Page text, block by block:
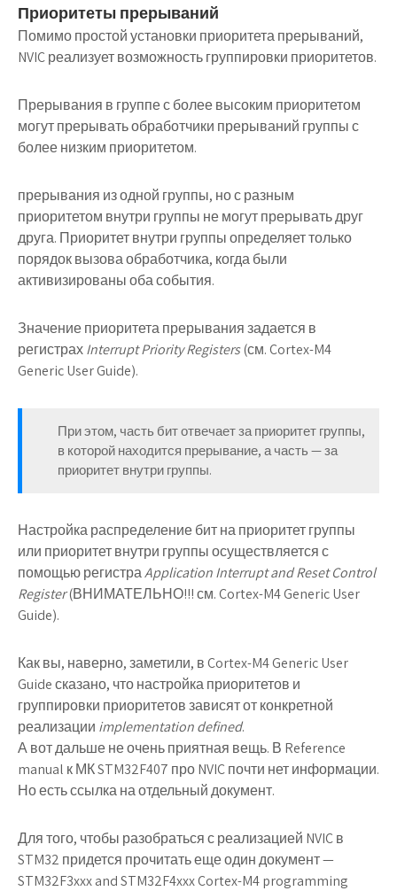
Приоритеты прерываний
Помимо простой установки приоритета прерываний,
NVIC реализует возможность группировки приоритетов.
Прерывания в группе с более высоким приоритетом
могут прерывать обработчики прерываний группы с
более низким приоритетом.
прерывания из одной группы, но с разным
приоритетом внутри группы не могут прерывать друг
друга. Приоритет внутри группы определяет только
порядок вызова обработчика, когда были
активизированы оба события.
Значение приоритета прерывания задается в
регистрахInterrupt Priority Registers(см. Cortex-M4
Generic User Guide).
При этом, часть бит отвечает за приоритет группы,
в которой находится прерывание, а часть — за
приоритет внутри группы.
Настройка распределение бит на приоритет группы
или приоритет внутри группы осуществляется с
помощью регистраApplication Interrupt and Reset Control
Register(ВНИМАТЕЛЬНО!!! см. Cortex-M4 Generic User
Guide).
Как вы, наверно, заметили, в Cortex-M4 Generic User
Guide сказано, что настройка приоритетов и
группировки приоритетов зависят от конкретной
реализации implementation defined.
А вот дальше не очень приятная вещь. В Reference
manual к МК STM32F407 про NVIC почти нет информации.
Но есть ссылка на отдельный документ.
Для того, чтобы разобраться с реализацией NVIC в
STM32 придется прочитать еще один документ —
STM32F3xxx and STM32F4xxx Cortex-M4 programming